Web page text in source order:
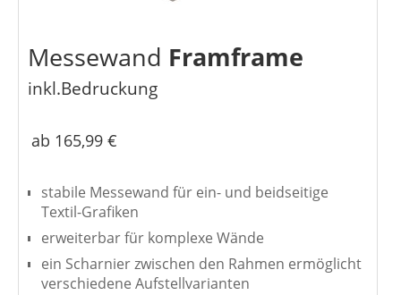
Messewand Framframe
inkl.Bedruckung
ab 165,99 €
stabile Messewand für ein- und beidseitige
Textil-Grafiken
erweiterbar für komplexe Wände
ein Scharnier zwischen den Rahmen ermöglicht
verschiedene Aufstellvarianten